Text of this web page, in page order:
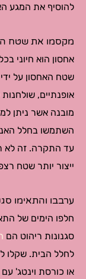
להוסיף את המגע
מקסמו את שטח
אחסון הוא חיוני
שטח האחסון על
אופנתיים,
מובנה אשר ניתן
השתמשו בחלל
עד התקרה. זה לא
ייצור יותר שטח
ערבבו והתאימו
חלפו הימים של
סגנונות ריהוט הם
לחלל הבית. שקלו
או כורסת וינטג'